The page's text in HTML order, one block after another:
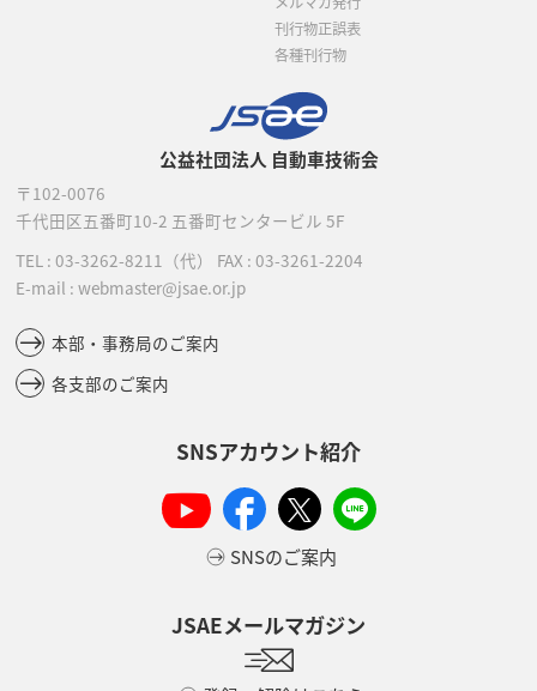
公益社団法人 自動車技術会
〒102-0076
千代田区五番町10-2 五番町センタービル 5F
TEL : 03-3262-8211 （代） FAX : 03-3261-2204
E-mail : webmaster@jsae.or.jp
本部・事務局のご案内
各支部のご案内
SNSアカウント紹介
SNSのご案内
JSAEメールマガジン
刊行物正誤表
各種刊行物